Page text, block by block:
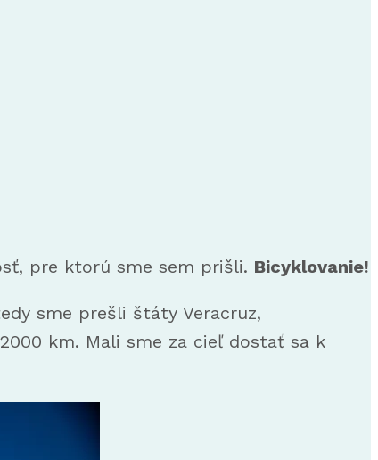
pre ktorú sme sem prišli. Bicyklovanie!
sme prešli štáty Veracruz,
km. Mali sme za cieľ dostať sa k